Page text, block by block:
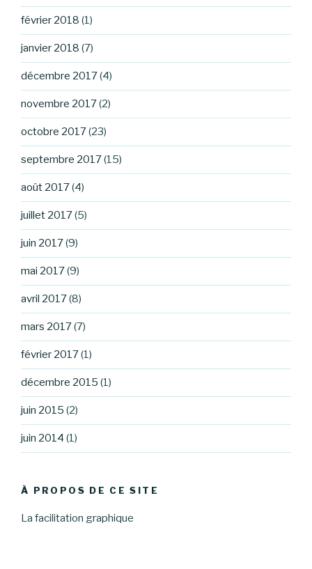
février 2018 (1)
janvier 2018 (7)
décembre 2017(4)
novembre 2017(2)
octobre 2017(23)
septembre 2017(15)
août 2017(4)
juillet 2017(5)
juin 2017(9)
mai 2017(9)
avril 2017(8)
mars 2017(7)
février 2017(1)
décembre 2015 (1)
juin 2015 (2)
juin 2014 (1)
À PROPOS DE CE SITE
La facilitation graphique